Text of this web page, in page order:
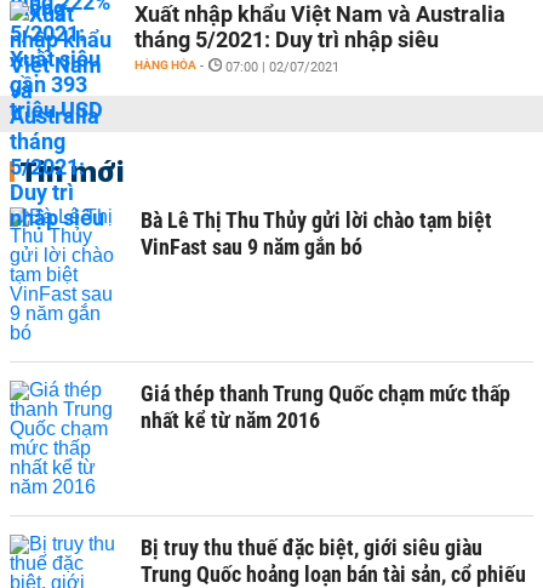
Xuất nhập khẩu Việt Nam và Australia
tháng 5/2021: Duy trì nhập siêu
HÀNG HÓA - 07:00 | 02/07/2021
Tin mới
Bà Lê Thị Thu Thủy gửi lời chào tạm biệt
VinFast sau 9 năm gắn bó
Giá thép thanh Trung Quốc chạm mức thấp
nhất kể từ năm 2016
Bị truy thu thuế đặc biệt, giới siêu giàu
Trung Quốc hoảng loạn bán tài sản, cổ phiếu